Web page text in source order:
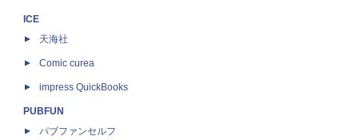
ICE
天海社
Comic curea
impress QuickBooks
PUBFUN
パブファンセルフ